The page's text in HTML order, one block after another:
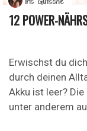
12 POWER-
Erwischst du
durch deinen
Akku ist leer?
unter anderem